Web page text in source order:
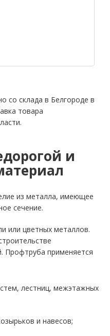
со склада в Белгороде в
товара
и
из металла, имеющее
сечение.
или цветных металлов.
Профтруба применяется
лестниц, межэтажных
и навесов;